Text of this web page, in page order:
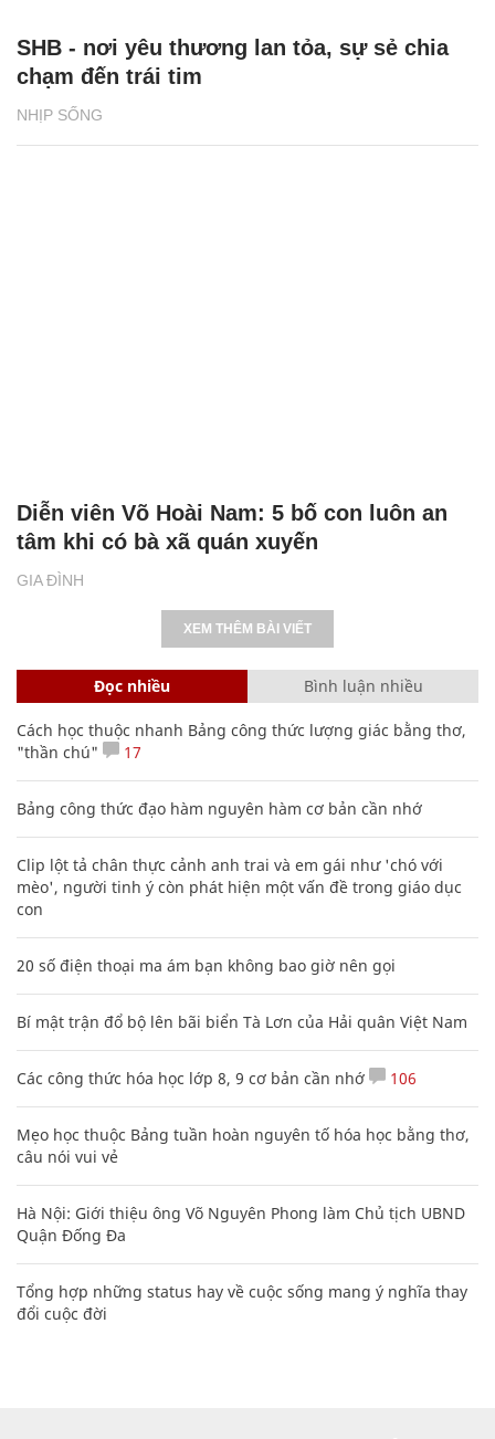
NHỊP SỐNG
SHB - nơi yêu thương lan tỏa, sự sẻ chia
chạm đến trái tim
GIA ĐÌNH
Diễn viên Võ Hoài Nam: 5 bố con luôn an
tâm khi có bà xã quán xuyến
XEM THÊM BÀI VIẾT
Đọc nhiều Bình luận nhiều
Cách học thuộc nhanh Bảng công thức lượng giác bằng thơ,
"thần chú"
17
Bảng công thức đạo hàm nguyên hàm cơ bản cần nhớ
Clip lột tả chân thực cảnh anh trai và em gái như 'chó với
mèo', người tinh ý còn phát hiện một vấn đề trong giáo dục
con
20 số điện thoại ma ám bạn không bao giờ nên gọi
Bí mật trận đổ bộ lên bãi biển Tà Lơn của Hải quân Việt Nam
Các công thức hóa học lớp 8, 9 cơ bản cần nhớ 106
Mẹo học thuộc Bảng tuần hoàn nguyên tố hóa học bằng thơ,
câu nói vui vẻ
Hà Nội: Giới thiệu ông Võ Nguyên Phong làm Chủ tịch UBND
Quận Đống Đa
Tổng hợp những status hay về cuộc sống mang ý nghĩa thay
đổi cuộc đời